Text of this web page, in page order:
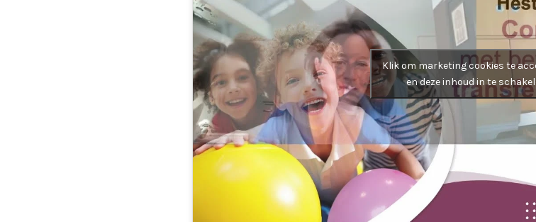
Klik om marketing cookies te
en deze inhoud in te